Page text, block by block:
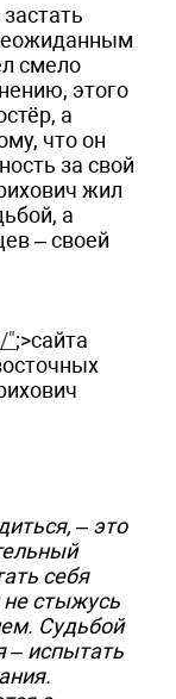
смело
этого
а
что он
за свой
жил
а
– своей
";>сайта
– это
себя
стыжусь
Судьбой
– испытать